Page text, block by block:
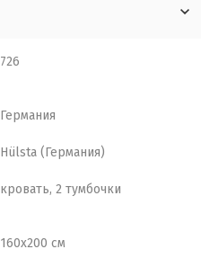
726
Германия
Hülsta (Германия)
кровать, 2 тумбочки
160х200 см